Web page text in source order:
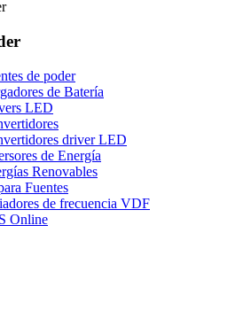
de poder
de Batería
LED
driver LED
de Energía
Renovables
Fuentes
de frecuencia VDF
Online